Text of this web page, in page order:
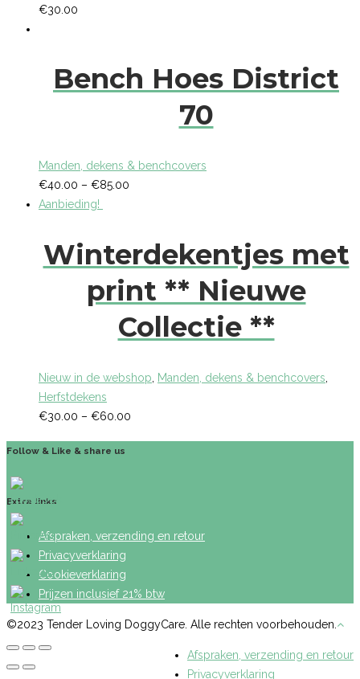
€30.00
Bench Hoes District
70
Manden, dekens & benchcovers
€40.00 – €85.00
Aanbieding!
Winterdekentjes met
print ** Nieuwe
Collectie **
Nieuw in de webshop Manden, dekens & benchcovers
Herfstdekens
€30.00 – €60.00
Follow & Like & share us
Extra links
Afspraken, verzending en retour
Privacyverklaring
Cookieverklaring
Prijzen inclusief 21% btw
©2023 Tender Loving DoggyCare. Alle rechten voorbehouden.
Afspraken, verzending en retour
Privacyverklaring